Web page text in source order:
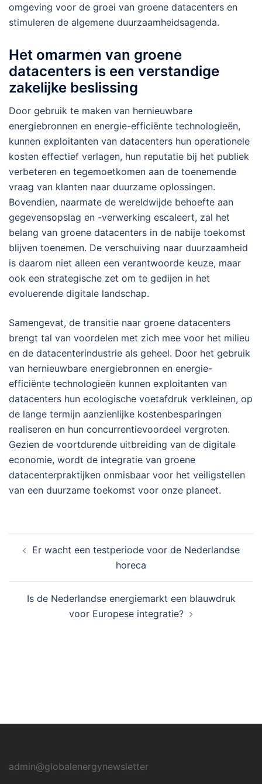
omgeving voor de groei van groene datacenters en
stimuleren de algemene duurzaamheidsagenda.
Het omarmen van groene
datacenters is een verstandige
zakelijke beslissing
Door gebruik te maken van hernieuwbare
energiebronnen en energie-efficiënte technologieën,
kunnen exploitanten van datacenters hun operationele
kosten effectief verlagen, hun reputatie bij het publiek
verbeteren en tegemoetkomen aan de toenemende
vraag van klanten naar duurzame oplossingen.
Bovendien, naarmate de wereldwijde behoefte aan
gegevensopslag en -verwerking escaleert, zal het
belang van groene datacenters in de nabije toekomst
blijven toenemen. De verschuiving naar duurzaamheid
is daarom niet alleen een verantwoorde keuze, maar
ook een strategische zet om te gedijen in het
evoluerende digitale landschap.
Samengevat, de transitie naar groene datacenters
brengt tal van voordelen met zich mee voor het milieu
en de datacenterindustrie als geheel. Door het gebruik
van hernieuwbare energiebronnen en energie-
efficiënte technologieën kunnen exploitanten van
datacenters hun ecologische voetafdruk verkleinen, op
de lange termijn aanzienlijke kostenbesparingen
realiseren en hun concurrentievoordeel vergroten.
Gezien de voortdurende uitbreiding van de digitale
economie, wordt de integratie van groene
datacenterpraktijken onmisbaar voor het veiligstellen
van een duurzame toekomst voor onze planeet.
navigatie
Er wacht een testperiode voor de Nederlandse
horeca
Is de Nederlandse energiemarkt een blauwdruk
voor Europese integratie?
admin@globalenergynewsletter